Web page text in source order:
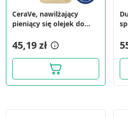
CeraVe, nawilżający
pieniący się olejek do
45,19 zł